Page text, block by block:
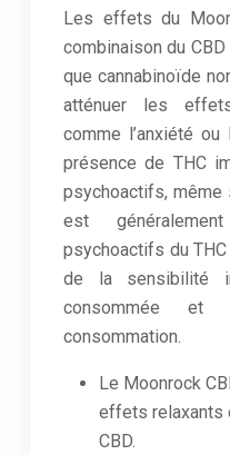
Les effets du
combinaison du CBD
que cannabinoïde
atténuer les
comme l’anxiété ou
présence de THC
psychoactifs, même
est
psychoactifs du
de la sensibilité
consommée
consommation.
Le Moonrock
effets relaxants
CBD.